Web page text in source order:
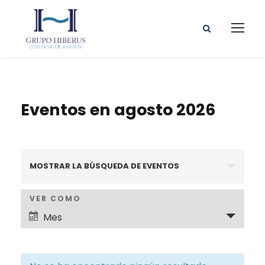
Eventos en agosto 2026
N
a
v
e
MOSTRAR LA BÚSQUEDA DE EVENTOS
N
a
v
VER COMO
Mes